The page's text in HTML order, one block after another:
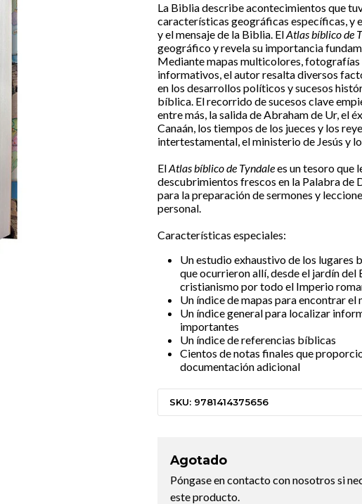
La Biblia describe acontecimientos que
características geográficas específicas, y
y el mensaje de la Biblia. ElAtlas bíblico de
geográfico y revela su importancia
Mediante mapas multicolores, fotografías
informativos, el autor resalta diversos
en los desarrollos políticos y sucesos
bíblica. El recorrido de sucesos clave
entre más, la salida de Abraham de Ur, el
Canaán, los tiempos de los jueces y los
intertestamental, el ministerio de Jesús y
ElAtlas bíblico de Tyndalees un tesoro que
descubrimientos frescos en la Palabra de
para la preparación de sermones y
personal.
Características especiales:
Un estudio exhaustivo de los lugares
que ocurrieron allí, desde el jardín del
cristianismo por todo el Imperio
Un índice de mapas para encontrar el
Un índice general para localizar
importantes
Un índice de referencias bíblicas
Cientos de notas finales que
documentación adicional
SKU: 9781414375656
Agotado
Póngase en contacto con nosotros si
este producto.